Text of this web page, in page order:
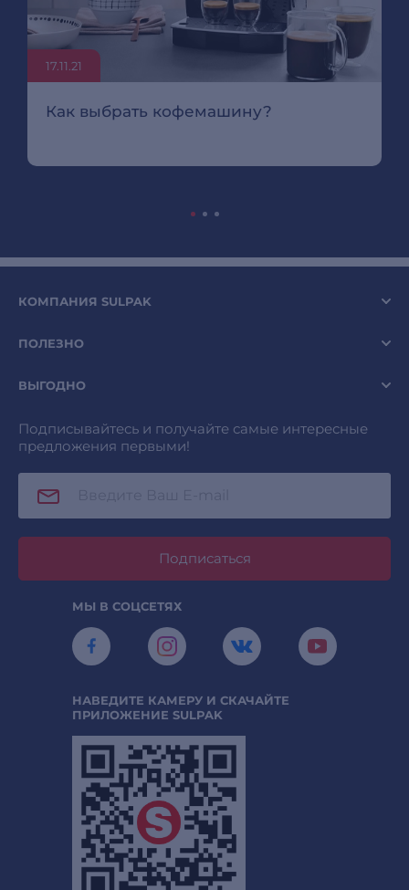
17.11.21
Как выбрать кофемашину?
КОМПАНИЯ SULPAK
ПОЛЕЗНО
ВЫГОДНО
Подписывайтесь и получайте самые интересные
предложения первыми!
Подписаться
МЫ В СОЦСЕТЯХ
НАВЕДИТЕ КАМЕРУ И СКАЧАЙТЕ
ПРИЛОЖЕНИЕ SULPAK